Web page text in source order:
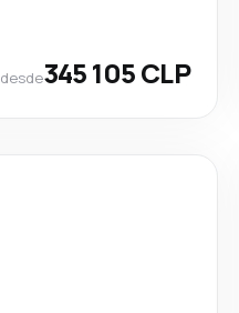
desde345 105 CLP